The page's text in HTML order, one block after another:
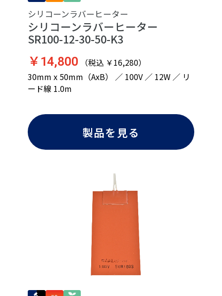
シリコーンラバーヒーター
シリコーンラバーヒーター
SR100-12-30-50-K3
￥14,800 （税込 ￥16,280）
30mm x 50mm（AxB） ／ 100V ／ 12W ／ リ
ード線 1.0m
製品を見る